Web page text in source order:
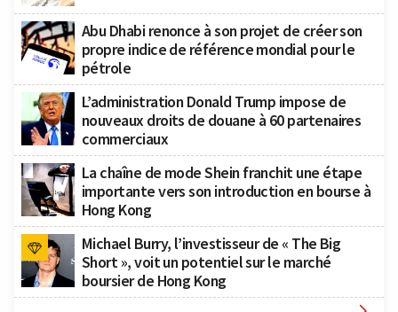
Abu Dhabi renonce à son projet de créer son
propre indice de référence mondial pour le
pétrole
L’administration Donald Trump impose de
nouveaux droits de douane à 60 partenaires
commerciaux
La chaîne de mode Shein franchit une étape
importante vers son introduction en bourse à
Hong Kong
Michael Burry, l’investisseur de « The Big
Short », voit un potentiel sur le marché
boursier de Hong Kong